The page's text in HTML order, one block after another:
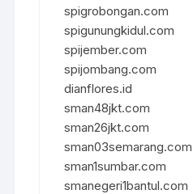
spigrobongan.com
spigunungkidul.com
spijember.com
spijombang.com
dianflores.id
sman48jkt.com
sman26jkt.com
sman03semarang.com
sman1sumbar.com
smanegeri1bantul.com